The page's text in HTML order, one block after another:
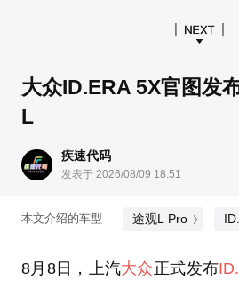
大众ID.ERA 5X官图发
L
疾速代码
发表于 2026/08/09 18:51
本文介绍的车型 途观L Pro
8月8日，上汽大众正式发布